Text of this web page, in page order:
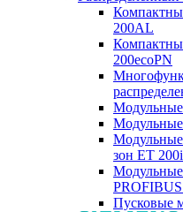
200AL
200ecoPN
Модульные
Модульные
Модульные
зон ET
Модульные
Пусковые